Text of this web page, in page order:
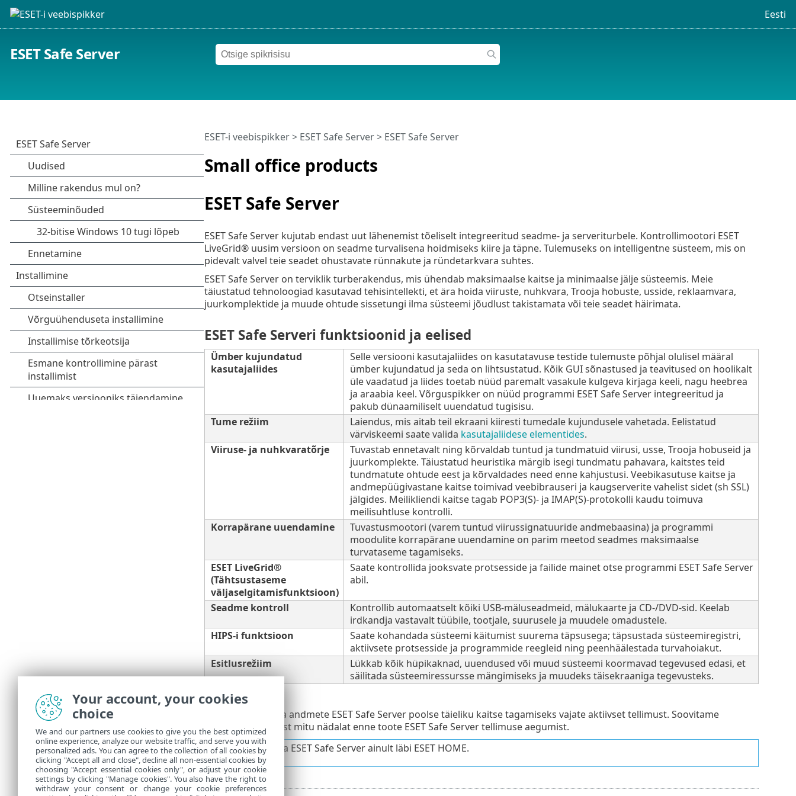
Eesti
ESET Safe Server
Small office products
ESET-i veebispikker> ESET Safe Server> ESET Safe Server
ESET Safe Server
ESET Safe Server kujutab endast uut lähenemist tõeliselt integreeritud seadme- ja serveriturbele. Kontrollimootori ESET
LiveGrid® uusim versioon on seadme turvalisena hoidmiseks kiire ja täpne. Tulemuseks on intelligentne süsteem, mis on
pidevalt valvel teie seadet ohustavate rünnakute ja ründetarkvara suhtes.
ESET Safe Server on terviklik turberakendus, mis ühendab maksimaalse kaitse ja minimaalse jälje süsteemis. Meie
täiustatud tehnoloogiad kasutavad tehisintellekti, et ära hoida viiruste, nuhkvara, Trooja hobuste, usside, reklaamvara,
juurkomplektide ja muude ohtude sissetungi ilma süsteemi jõudlust takistamata või teie seadet häirimata.
ESET Safe Serveri funktsioonid ja eelised
Ümber kujundatud
kasutajaliides
Selle versiooni kasutajaliides on kasutatavuse testide tulemuste põhjal olulisel määral
ümber kujundatud ja seda on lihtsustatud. Kõik GUI sõnastused ja teavitused on hoolikalt
üle vaadatud ja liides toetab nüüd paremalt vasakule kulgeva kirjaga keeli, nagu heebrea
ja araabia keel. Võrguspikker on nüüd programmi ESET Safe Server integreeritud ja
pakub dünaamiliselt uuendatud tugisisu.
Tume režiim
Laiendus, mis aitab teil ekraani kiiresti tumedale kujundusele vahetada. Eelistatud
värviskeemi saate valida kasutajaliidese elementides.
Viiruse- ja nuhkvaratõrje
Tuvastab ennetavalt ning kõrvaldab tuntud ja tundmatuid viirusi, usse, Trooja hobuseid ja
juurkomplekte. Täiustatud heuristika märgib isegi tundmatu pahavara, kaitstes teid
tundmatute ohtude eest ja kõrvaldades need enne kahjustusi. Veebikasutuse kaitse ja
andmepüügivastane kaitse toimivad veebibrauseri ja kaugserverite vahelist sidet (sh SSL)
jälgides. Meilikliendi kaitse tagab POP3(S)- ja IMAP(S)-protokolli kaudu toimuva
meilisuhtluse kontrolli.
Korrapärane uuendamine
Tuvastusmootori (varem tuntud viirussignatuuride andmebaasina) ja programmi
moodulite korrapärane uuendamine on parim meetod seadmes maksimaalse
turvataseme tagamiseks.
ESET LiveGrid®
(Tähtsustaseme
väljaselgitamisfunktsioon)
Saate kontrollida jooksvate protsesside ja failide mainet otse programmi ESET Safe Server
abil.
Seadme kontroll
Kontrollib automaatselt kõiki USB-mäluseadmeid, mälukaarte ja CD-/DVD-sid. Keelab
irdkandja vastavalt tüübile, tootjale, suurusele ja muudele omadustele.
HIPS-i funktsioon
Saate kohandada süsteemi käitumist suurema täpsusega; täpsustada süsteemiregistri,
aktiivsete protsesside ja programmide reegleid ning peenhäälestada turvahoiakut.
Esitlusrežiim
Lükkab kõik hüpikaknad, uuendused või muud süsteemi koormavad tegevused edasi, et
säilitada süsteemiressursse mängimiseks ja muudeks täisekraaniga tegevusteks.
Teie süsteemide ja andmete ESET Safe Server poolse täieliku kaitse tagamiseks vajate aktiivset tellimust. Soovitame
uuendada tellimust mitu nädalat enne toote ESET Safe Server tellimuse aegumist.
Saate hallata ESET Safe Server ainult läbi ESET HOME.
Your account, your cookies
choice
We and our partners use cookies to give you the best optimized
online experience, analyze our website traffic, and serve you with
personalized ads. You can agree to the collection of all cookies by
clicking "Accept all and close", decline all non-essential cookies by
choosing "Accept essential cookies only", or adjust your cookie
settings by clicking "Manage cookies". You also have the right to
withdraw your consent or change your cookie preferences